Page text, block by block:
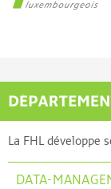
La FHL développe
DATA-